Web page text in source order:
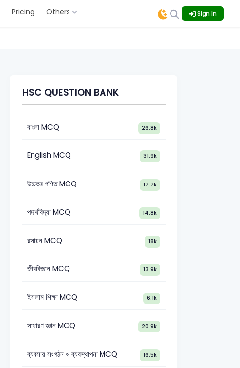
Pricing Others Sign In
HSC QUESTION BANK
বাংলা MCQ 26.8k
English MCQ 31.9k
উচ্চতর গণিত MCQ 17.7k
পদার্থবিদ্যা MCQ 14.8k
রসায়ন MCQ 18k
জীববিজ্ঞান MCQ 13.9k
ইসলাম শিক্ষা MCQ 6.1k
সাধারণ জ্ঞান MCQ 20.9k
ব্যবসায় সংগঠন ও ব্যবস্থাপনা MCQ 16.5k